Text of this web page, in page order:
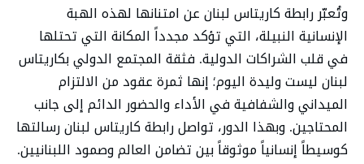
وتُعبّر رابطة كاريتاس لبنان عن امتنانها لهذه الهبة
الإنسانية النبيلة، التي تؤكد مجدداً المكانة التي تحتلها
في قلب الشراكات الدولية. فثقة المجتمع الدولي بكاريتاس
لبنان ليست وليدة اليوم؛ إنها ثمرة عقود من الالتزام
الميداني والشفافية في الأداء والحضور الدائم إلى جانب
المحتاجين. وبهذا الدور، تواصل رابطة كاريتاس لبنان رسالتها
كوسيطاً إنسانياً موثوقاً بين تضامن العالم وصمود اللبنانيين.